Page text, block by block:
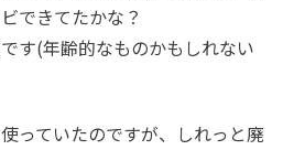
できてたかな？
す(年齢的なものかもしれない
っていたのですが、しれっと廃